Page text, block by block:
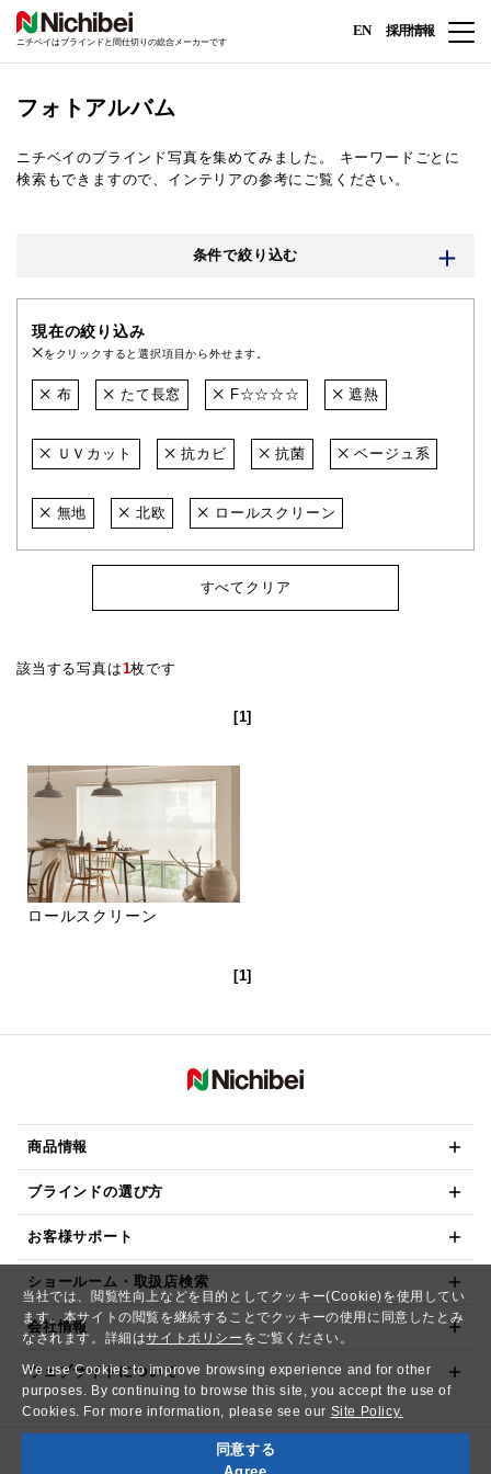
当社では、閲覧性向上などを目的としてクッキー(Cookie)を使用してい
ます。本サイトの閲覧を継続することでクッキーの使用に同意したとみ
なされます。詳細はサイトポリシー をご覧ください。
We use Cookies to improve browsing experience and for other
purposes. By continuing to browse this site, you accept the use of
Cookies. For more information, please see our Site Policy.
同意する
ニチベイはブラインドと間仕切りの総合メーカーです
EN 採用情報
フォトアルバム
ニチベイのブラインド写真を集めてみました。
キーワードごとに
検索もできますので、インテリアの参考にご覧ください。
条件で絞り込む
現在の絞り込み
をクリックすると選択項目から外せます。
布 たて長窓 F☆☆☆☆ 遮熱
ＵＶカット 抗カビ 抗菌 ベージュ系
無地 北欧 ロールスクリーン
すべてクリア
該当する写真は1枚です
[1]
ロールスクリーン
[1]
商品情報
ブラインドの選び方
お客様サポート
ショールーム・取扱店検索
会社情報
ウェブサイトについて
Copyright© NICHIBEI CO.,LTD. All Rights Reserved.